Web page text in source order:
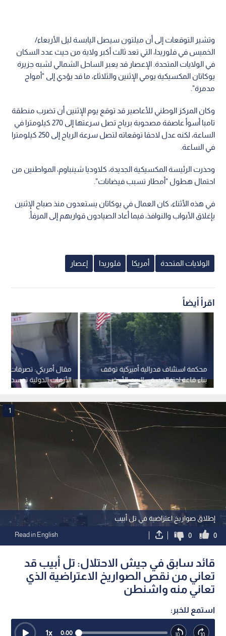
وتشير التوقعات إلى أن ميلتون سيصل اليابسة ليل الأربعاء/
الخميس في فلوريدا، التي تعد ثالث أكبر ولاية من حيث عدد السكان
في الولايات المتحدة. الإعصار قد يعبر الساحل الشمالي لشبه جزيرة
يوكاتان المكسيكية يومي الإثنين والثلاثاء، ما قد يؤدي إلى "أمواج
مدمرة".
وكان المركز الوطني للأعاصير قد توقع يوم الإثنين أن تضرب منطقة
تامبا أسوأ عاصفة مصحوبة برياح تصل سرعتها إلى 270 كيلومترا في
الساعة، لكنه عدل لاحقا توقعاته لتصل سرعة الرياح إلى 250 كيلومترا
في الساعة.
وحذرت الرئيسة المكسيكية الجديدة، كلاوديا شينباوم، المواطنين من
احتمال هطول "أمطار تسبب فيضانات".
في هذه الأثناء، كان العمال في يوكاتان يستعدون منذ صباح الإثنين
بإغلاق الأبواب والنوافذ، فيما أعاد الصيادون قواربهم إلى المرفأ.
الولايات المتحدة أمريكا فلوريدا إعصار
اقرأ أيضاً
مقال أمريكي: تصرفات
الأزمات الدولية تجسد
اليونانية
محكمة استئناف فدرالية أميركية توقف
بناء قاعة احتفالات في البيت الأبيض
إطلاق صواريخ اعتراضية في تل أبيب
1
0
0
Read in English
قائد سابق في جيش الاحتلال: تل أبيب قد
تعاني من نقص الصواريخ الاعتراضية الذي
تعاني منه واشنطن
استمع للخبر:
0:00
1x